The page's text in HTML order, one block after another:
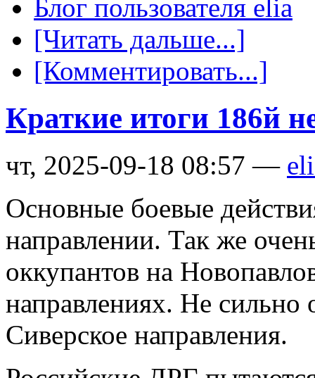
Блог пользователя elia
[Читать дальше...]
[Комментировать...]
Краткие итоги 186й
чт, 2025-09-18 08:57 —
Основные боевые
направлении. Так же
оккупантов на
направлениях. Не сильно
Сиверское направления.